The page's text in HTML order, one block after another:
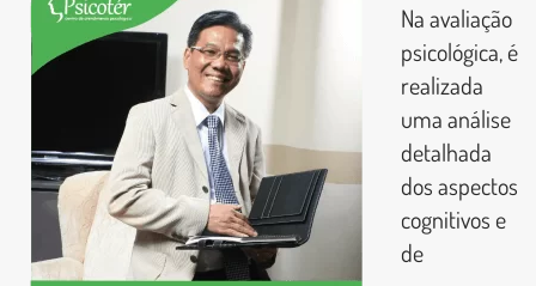
Na avaliação
psicológica, é
realizada
uma análise
detalhada
dos aspectos
cognitivos e
de